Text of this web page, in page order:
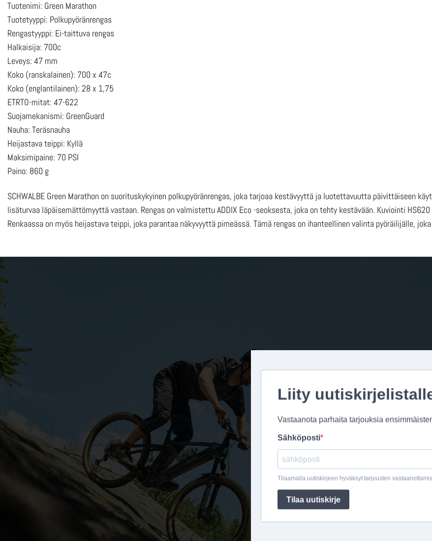
Tuotenimi: Green Marathon
Tuotetyyppi: Polkupyöränrengas
Rengastyyppi: Ei-taittuva rengas
Halkaisija: 700c
Leveys: 47 mm
Koko (ranskalainen): 700 x 47c
Koko (englantilainen): 28 x 1,75
ETRTO-mitat: 47-622
Suojamekanismi: GreenGuard
Nauha: Teräsnauha
Heijastava teippi: Kyllä
Maksimipaine: 70 PSI
Paino: 860 g
SCHWALBE Green Marathon on suorituskykyinen polkupyöränrengas, joka tarjoaa kestävyyttä ja luotettavuutta päivittäiseen
lisäturvaa läpäisemättömyyttä vastaan. Rengas on valmistettu ADDIX Eco -seoksesta, joka on tehty kestävään. Kuviointi
Renkaassa on myös heijastava teippi, joka parantaa näkyvyyttä pimeässä. Tämä rengas on ihanteellinen valinta pyöräilijälle,